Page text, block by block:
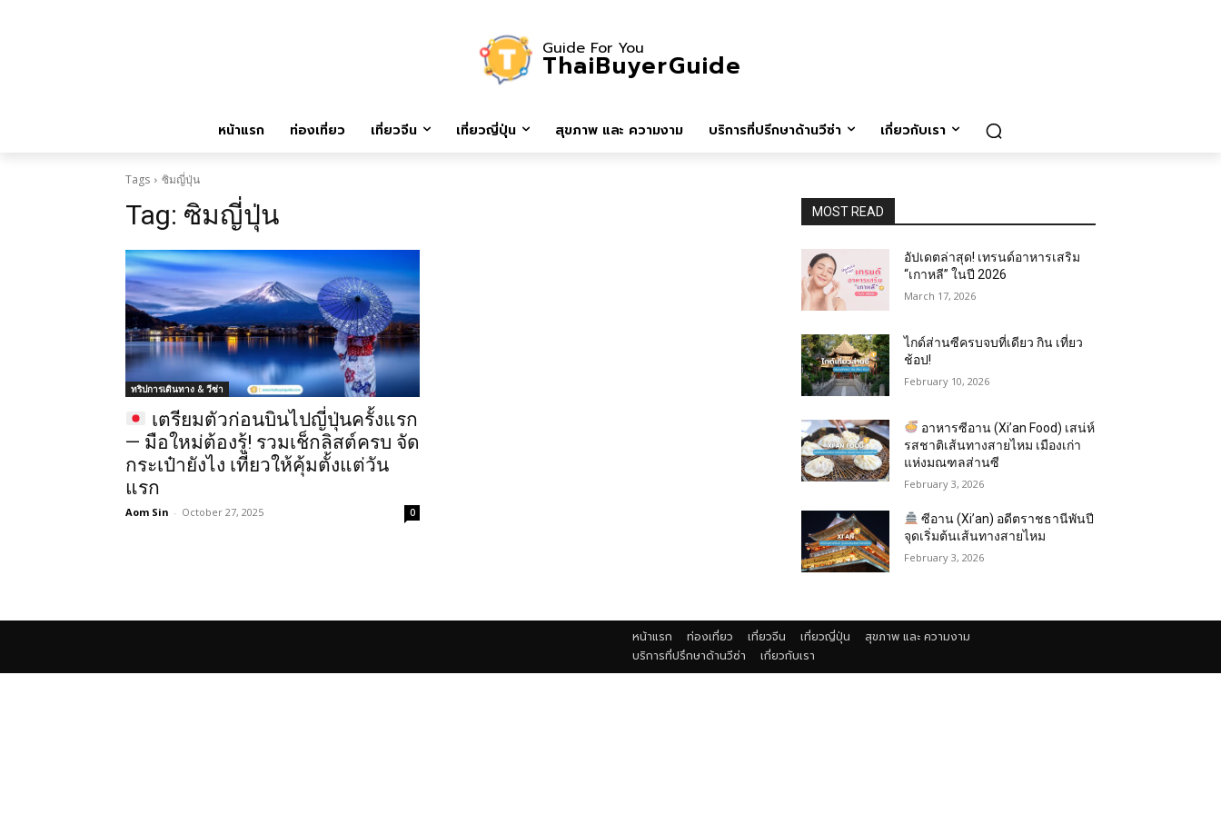
Guide For You
ThaiBuyerGuide
หน้าแรก ท่องเที่ยว เที่ยวจีน เที่ยวญี่ปุ่น สุขภาพ และ ความงาม บริการที่ปรึกษาด้านวีซ่า เกี่ยวกับเรา
Tags ซิมญี่ปุ่น
Tag: ซิมญี่ปุ่น
ทริปการเดินทาง & วีซ่า
เตรียมตัวก่อนบินไปญี่ปุ่นครั้งแรก
— มือใหม่ต้องรู้! รวมเช็กลิสต์ครบ จัด
กระเป๋ายังไง เที่ยวให้คุ้มตั้งแต่วัน
แรก
Aom Sin - October 27, 2025 0
MOST READ
อัปเดตล่าสุด! เทรนด์อาหารเสริม
“เกาหลี” ในปี 2026
March 17, 2026
ไกด์ส่านซีครบจบที่เดียว กิน เที่ยว
ช้อป!
February 10, 2026
อาหารซีอาน (Xi’an Food) เสน่ห์
รสชาติเส้นทางสายไหม เมืองเก่า
แห่งมณฑลส่านซี
February 3, 2026
ซีอาน (Xi’an) อดีตราชธานีพันปี
จุดเริ่มต้นเส้นทางสายไหม
February 3, 2026
หน้าแรก ท่องเที่ยว เที่ยวจีน เที่ยวญี่ปุ่น
สุขภาพ และ ความงาม
บริการที่ปรึกษาด้านวีซ่า
เกี่ยวกับเรา